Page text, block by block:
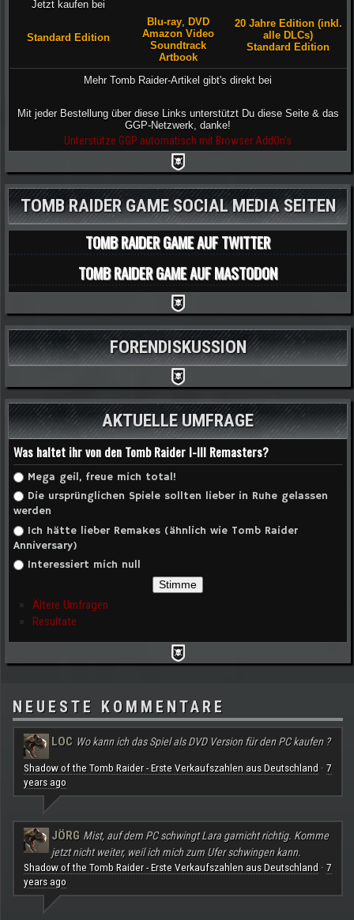
Jetzt kaufen bei
Standard Edition
Blu-ray, DVD
Amazon Video
Soundtrack
Artbook
20 Jahre Edition (inkl.
alle DLCs)
Standard Edition
Mehr Tomb Raider-Artikel gibt's direkt bei
Mit jeder Bestellung über diese Links unterstützt Du diese Seite & das
GGP-Netzwerk, danke!
Unterstütze GGP automatisch mit Browser AddOn's
TOMB RAIDER GAME SOCIAL MEDIA SEITEN
TOMB RAIDER GAME AUF TWITTER
TOMB RAIDER GAME AUF MASTODON
FORENDISKUSSION
AKTUELLE UMFRAGE
Was haltet ihr von den Tomb Raider I-III Remasters?
Auswahlmöglichkeiten
Mega geil, freue mich total!
Die ursprünglichen Spiele sollten lieber in Ruhe gelassen
werden
Ich hätte lieber Remakes (ähnlich wie Tomb Raider
Anniversary)
Interessiert mich null
Ältere Umfragen
Resultate
NEUESTE KOMMENTARE
LOC Wo kann ich das Spiel als DVD Version für den PC kaufen ?
Shadow of the Tomb Raider - Erste Verkaufszahlen aus Deutschland · 7
years ago
JÖRG Mist, auf dem PC schwingt Lara garnicht richtig. Komme
jetzt nicht weiter, weil ich mich zum Ufer schwingen kann.
Shadow of the Tomb Raider - Erste Verkaufszahlen aus Deutschland · 7
years ago